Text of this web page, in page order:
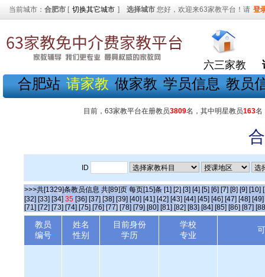
当前城市： 合肥市 [ 切换其它城市 ] 选择城市 您好，欢迎来63家教平台！请 登
六三家教
合肥站 请家教 做家教 学员信息 教员
目前，63家教平台在册教员3809名，其中明星教员163名
ID
>>>共[1329]条教员信息 共[89]页 每页[15]条 [1] [2] [3] [4] [5] [6] [7] [8] [9] [10]
[32] [33] [34] 35 [36] [37] [38] [39] [40] [41] [42] [43] [44] [45] [46] [47] [48] [49]
[71] [72] [73] [74] [75] [76] [77] [78] [79] [80] [81] [82] [83] [84] [85] [86] [87]
教员
编号
姓名
性别
目前身份
学历
学校
专业